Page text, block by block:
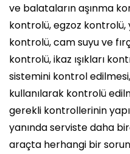
ve balataların aşınma
kontrolü, egzoz kontrolü,
kontrolü, cam suyu ve
kontrolü, ikaz ışıkları
sistemini kontrol
kullanılarak kontrolü
gerekli kontrollerinin
yanında serviste daha
araçta herhangi bir